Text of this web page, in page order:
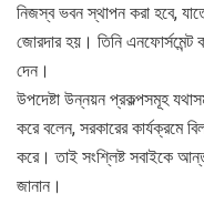
নিজস্ব ভবন স্থাপন করা হবে,
জোরদার হয়। তিনি এনফোর্সমেন্ট
দেন।
উপদেষ্টা উন্নয়ন প্রকল্পসমূহ
করে বলেন, সরকারের কার্যক্রমে
করে। তাই সংশ্লিষ্ট সবাইকে
জানান।